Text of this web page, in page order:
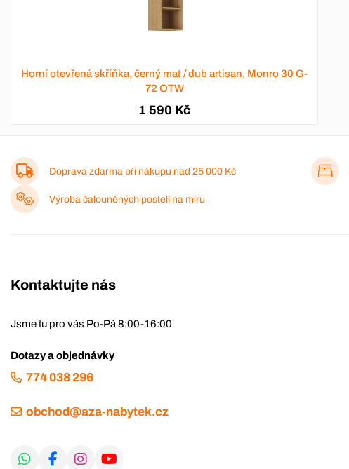
Horní otevřená skříňka, černý mat / dub artisan, Monro 30 G-
72 OTW
1 590 Kč
Doprava zdarma při nákupu nad 25 000 Kč
Výroba čalouněných postelí na míru
Kontaktujte nás
Jsme tu pro vás Po-Pá 8:00-16:00
Dotazy a objednávky
774 038 296
obchod@aza-nabytek.cz